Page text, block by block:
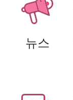
뉴스